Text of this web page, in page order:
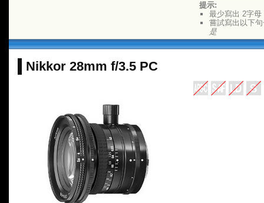
提示:
最少寫出 2字母
嘗試寫出以下
是
Nikkor 28mm f/3.5 PC